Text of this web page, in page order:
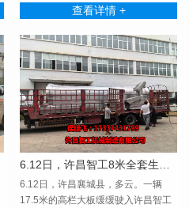
们小型电磁炒货机···
查看详情 +
6.12日，许昌襄城县，多云。一辆
17.5米的高栏大板缓缓驶入许昌智工